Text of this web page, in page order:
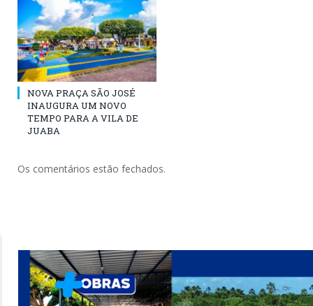
NOVA PRAÇA SÃO JOSÉ
INAUGURA UM NOVO
TEMPO PARA A VILA DE
JUABA
Os comentários estão fechados.